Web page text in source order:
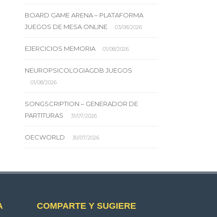
BOARD GAME ARENA – PLATAFORMA
JUEGOS DE MESA ONLINE
03/08/2026
EJERCICIOS MEMORIA 01/08/2026
NEUROPSICOLOGIAGDB JUEGOS
01/08/2026
SONGSCRIPTION – GENERADOR DE
PARTITURAS
31/07/2026
OECWORLD 30/07/2026
COMPARTE Y SUGIERE